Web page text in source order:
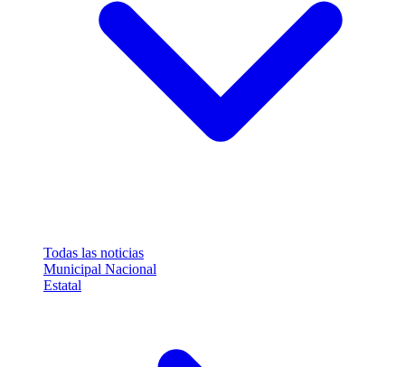
Todas las noticias
Municipal Nacional
Estatal